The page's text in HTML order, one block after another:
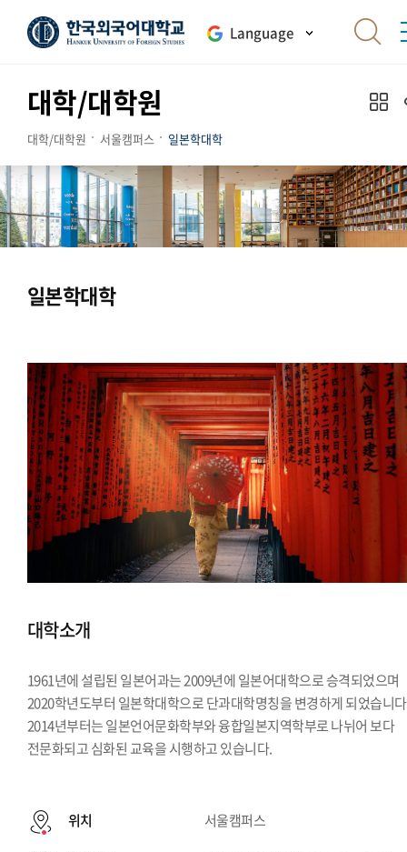
Language
대학/대학원
대학/대학원 서울캠퍼스 일본학대학
일본학대학
대학소개
1961년에 설립된 일본어과는 2009년에 일본어대학으로 승격되었으며
2020학년도부터 일본학대학으로 단과대학명칭을 변경하게 되었습니
2014년부터는 일본언어문화학부와 융합일본지역학부로 나뉘어 보다
전문화되고 심화된 교육을 시행하고 있습니다.
위치 서울캠퍼스